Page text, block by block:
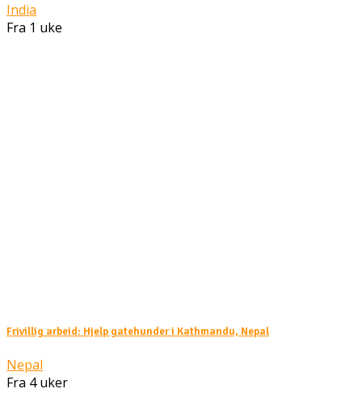
India
Fra 1 uke
Frivillig arbeid: Hjelp gatehunder i Kathmandu, Nepal
Nepal
Fra 4 uker